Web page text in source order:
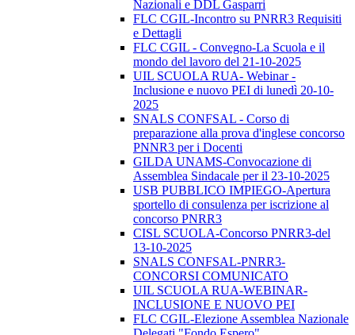
Nazionali e DDL Gasparri
FLC CGIL-Incontro su PNRR3 Requisiti
e Dettagli
FLC CGIL - Convegno-La Scuola e il
mondo del lavoro del 21-10-2025
UIL SCUOLA RUA- Webinar -
Inclusione e nuovo PEI di lunedì 20-10-
2025
SNALS CONFSAL - Corso di
preparazione alla prova d'inglese concorso
PNNR3 per i Docenti
GILDA UNAMS-Convocazione di
Assemblea Sindacale per il 23-10-2025
USB PUBBLICO IMPIEGO-Apertura
sportello di consulenza per iscrizione al
concorso PNRR3
CISL SCUOLA-Concorso PNRR3-del
13-10-2025
SNALS CONFSAL-PNRR3-
CONCORSI COMUNICATO
UIL SCUOLA RUA-WEBINAR-
INCLUSIONE E NUOVO PEI
FLC CGIL-Elezione Assemblea Nazionale